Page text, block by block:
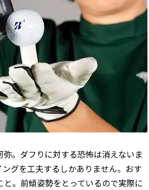
。ダフりに対する恐怖は消えないま
グを工夫するしかありません。おす
。前傾姿勢をとっているので実際に